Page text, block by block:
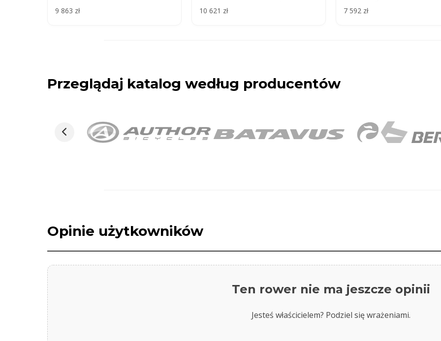
9 863 zł
10 621 zł
7 592 zł
Przeglądaj katalog według producentów
Opinie użytkowników
Ten rower nie ma jeszcze opinii
Jesteś właścicielem? Podziel się wrażeniami.